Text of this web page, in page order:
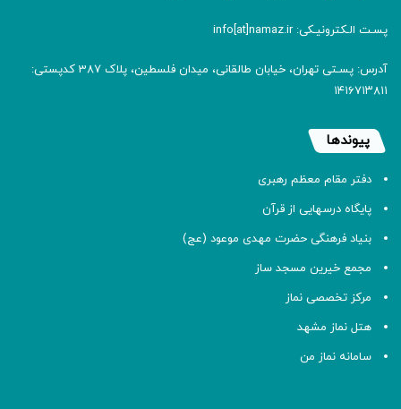
پسـت الـکترونیـکی: info[at]namaz.ir
آدرس: پسـتی تهران، خیابان طالقانی، میدان فلسطین، پلاک 387 کدپستی:
۱۴۱۶۷۱۳۸۱۱
پیوندها
دفتر مقام معظم رهبری
پایگاه درسهایی از قرآن
بنیاد فرهنگی حضرت مهدی موعود (عج)
مجمع خیرین مسجد ساز
مرکز تخصصی نماز
هتل نماز مشهد
سامانه نماز من